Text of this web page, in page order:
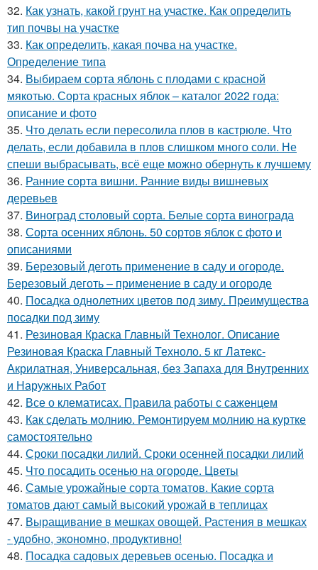
32. Как узнать, какой грунт на участке. Как определить
тип почвы на участке
33. Как определить, какая почва на участке.
Определение типа
34. Выбираем сорта яблонь с плодами с красной
мякотью. Сорта красных яблок – каталог 2022 года:
описание и фото
35. Что делать если пересолила плов в кастрюле. Что
делать, если добавила в плов слишком много соли. Не
спеши выбрасывать, всё еще можно обернуть к лучшему
36. Ранние сорта вишни. Ранние виды вишневых
деревьев
37. Виноград столовый сорта. Белые сорта винограда
38. Сорта осенних яблонь. 50 сортов яблок с фото и
описаниями
39. Березовый деготь применение в саду и огороде.
Березовый деготь – применение в саду и огороде
40. Посадка однолетних цветов под зиму. Преимущества
посадки под зиму
41. Резиновая Краска Главный Технолог. Описание
Резиновая Краска Главный Техноло. 5 кг Латекс-
Акрилатная, Универсальная, без Запаха для Внутренних
и Наружных Работ
42. Все о клематисах. Правила работы с саженцем
43. Как сделать молнию. Ремонтируем молнию на куртке
самостоятельно
44. Сроки посадки лилий. Сроки осенней посадки лилий
45. Что посадить осенью на огороде. Цветы
46. Самые урожайные сорта томатов. Какие сорта
томатов дают самый высокий урожай в теплицах
47. Выращивание в мешках овощей. Растения в мешках
- удобно, экономно, продуктивно!
48. Посадка садовых деревьев осенью. Посадка и